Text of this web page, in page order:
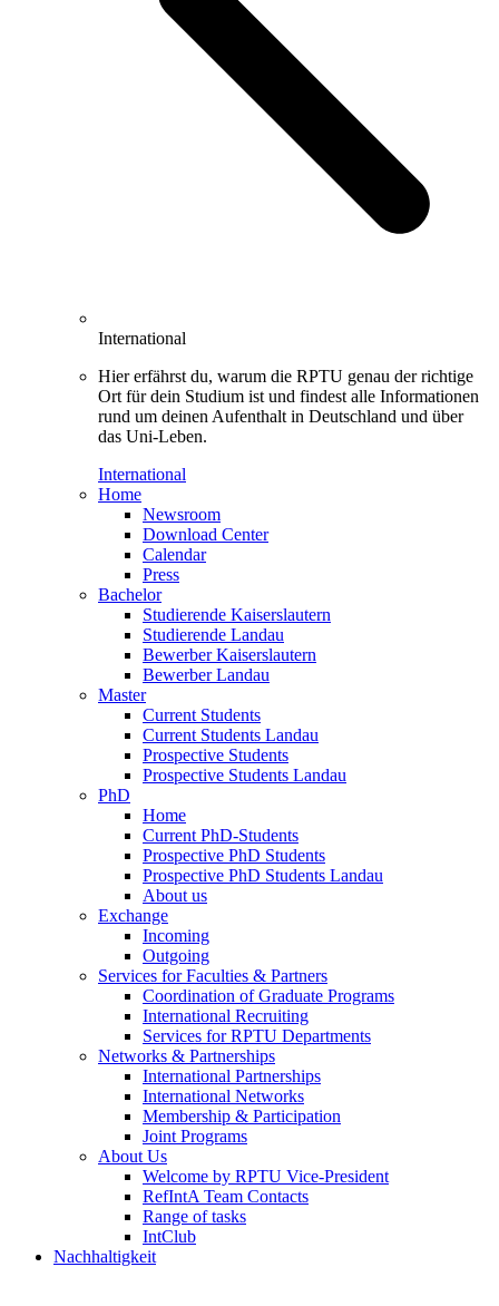
International
Hier erfährst du, warum die RPTU genau der richtige
Ort für dein Studium ist und findest alle Informationen
rund um deinen Aufenthalt in Deutschland und über
das Uni-Leben.
International
Home
Newsroom
Download Center
Calendar
Press
Bachelor
Studierende Kaiserslautern
Studierende Landau
Bewerber Kaiserslautern
Bewerber Landau
Master
Current Students
Current Students Landau
Prospective Students
Prospective Students Landau
PhD
Home
Current PhD-Students
Prospective PhD Students
Prospective PhD Students Landau
About us
Exchange
Incoming
Outgoing
Services for Faculties & Partners
Coordination of Graduate Programs
International Recruiting
Services for RPTU Departments
Networks & Partnerships
International Partnerships
International Networks
Membership & Participation
Joint Programs
About Us
Welcome by RPTU Vice-President
RefIntA Team Contacts
Range of tasks
IntClub
Nachhaltigkeit